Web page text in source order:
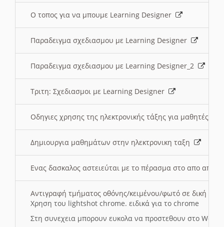
O τοπος για να μπουμε Learning Designer
Παραδειγμα σχεδιασμου με Learning Designer
Παραδειγμα σχεδιασμου με Learning Designer_2
Τριτη: Σχεδιασμοι με Learning Designer
Οδηγιες χρησης της ηλεκτρονικής τάξης για μαθητές
Δημιουργια μαθημάτων στην ηλεκτρονικη ταξη
Ενας δασκαλος αστειεύται με το πέρασμα στο απο
Αντιγραφή τμήματος οθόνης/κειμένου/φωτό σε δική
Χρηση του lightshot chrome. ειδικά για το chrome
Στη συνεχεια μπορουν ευκολα να προστεθουν στο Word